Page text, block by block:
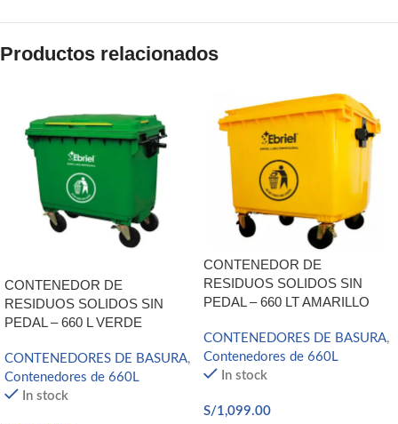
Productos relacionados
CONTENEDOR DE
RESIDUOS SOLIDOS SIN
PEDAL – 660 L VERDE
CONTENEDORES DE BASURA,
Contenedores de 660L
In stock
CONTENEDOR DE
RESIDUOS SOLIDOS SIN
PEDAL – 660 LT AMARILLO
CONTENEDORES DE BASURA,
Contenedores de 660L
In stock
S/1,099.00